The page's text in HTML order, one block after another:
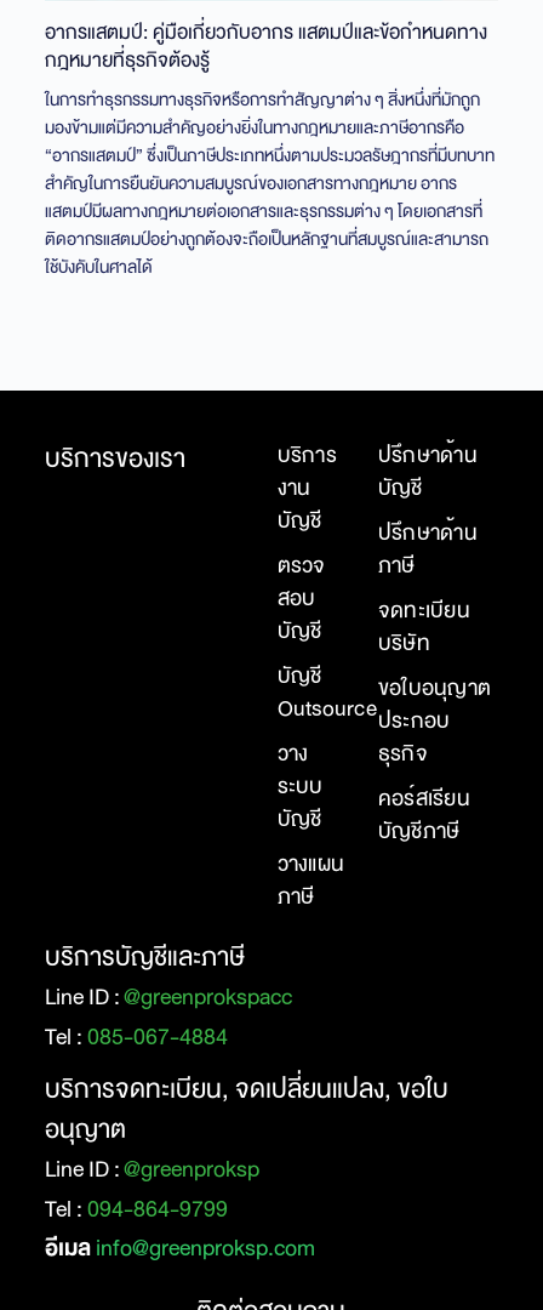
อากรแสตมป์: คู่มือเกี่ยวกับอากร แสตมป์และข้อกำหนดทาง
กฎหมายที่ธุรกิจต้องรู้
ในการทำธุรกรรมทางธุรกิจหรือการทำสัญญาต่าง ๆ สิ่งหนึ่งที่มักถูก
มองข้ามแต่มีความสำคัญอย่างยิ่งในทางกฎหมายและภาษีอากรคือ
“อากรแสตมป์” ซึ่งเป็นภาษีประเภทหนึ่งตามประมวลรัษฎากรที่มีบทบาท
สำคัญในการยืนยันความสมบูรณ์ของเอกสารทางกฎหมาย อากร
แสตมป์มีผลทางกฎหมายต่อเอกสารและธุรกรรมต่าง ๆ โดยเอกสารที่
ติดอากรแสตมป์อย่างถูกต้องจะถือเป็นหลักฐานที่สมบูรณ์และสามารถ
ใช้บังคับในศาลได้
บริการของเรา
บริการ
งาน
บัญชี
ตรวจ
สอบ
บัญชี
บัญชี
Outsource
วาง
ระบบ
บัญชี
วางแผน
ภาษี
ปรึกษาด้าน
บัญชี
ปรึกษาด้าน
ภาษี
จดทะเบียน
บริษัท
ขอใบอนุญาต
ประกอบ
ธุรกิจ
คอร์สเรียน
บัญชีภาษี
บริการบัญชีและภาษี
Line ID :@greenprokspacc
Tel :085-067-4884
บริการจดทะเบียน, จดเปลี่ยนแปลง, ขอใบ
อนุญาต
Line ID :@greenproksp
Tel :094-864-9799
อีเมลinfo@greenproksp.com